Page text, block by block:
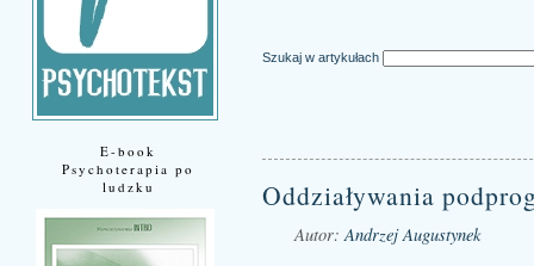
E-book
Psychoterapia po
ludzku
Szukaj w artykułach
Oddziaływania
Autor: Andrzej Augustynek